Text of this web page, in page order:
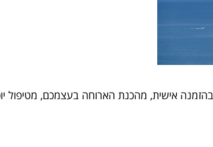
אישית, מהכנת הארוחה בעצמכם, מטיפול